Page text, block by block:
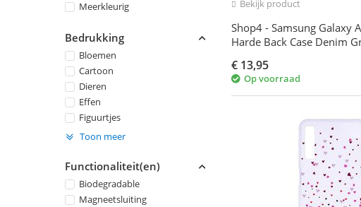
Meerkleurig
Bedrukking
Bloemen
Cartoon
Dieren
Effen
Figuurtjes
Toon meer
Functionaliteit(en)
Biodegradable
Magneetsluiting
Bekijk product
Shop4 - Samsung Galaxy
Harde Back Case Denim
€ 13,95
Op voorraad